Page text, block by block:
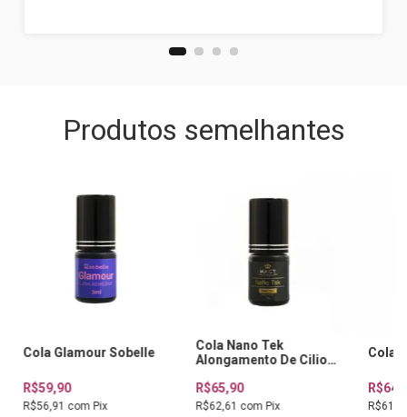
Produtos semelhantes
Cola Glamour Sobelle
R$59,90
R$56,91 com Pix
Cola Nano Tek
Alongamento De Cilios
R$65,90
R$62,61 com Pix
Cola